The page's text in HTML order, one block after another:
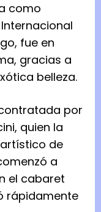
como
fue en
gracias a
belleza.
por
quien la
de
a
el cabaret
rápidamente